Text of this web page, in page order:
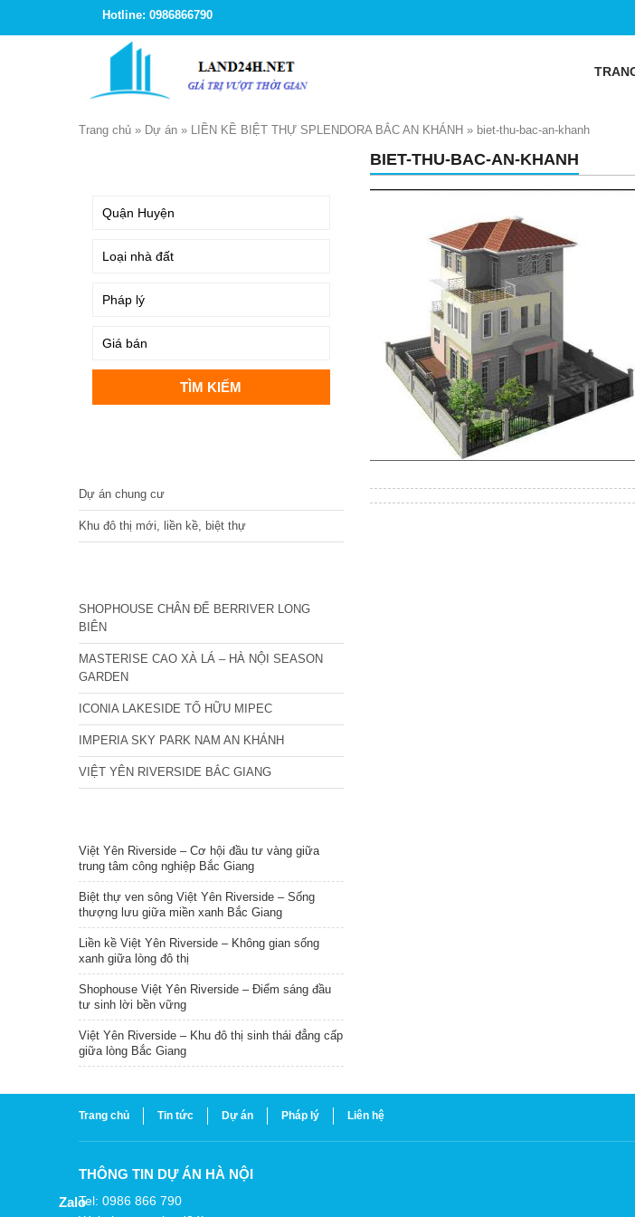
Hotline: 0986866790
Trang chủ » Dự án » LIỀN KỀ BIỆT THỰ SPLENDORA BẮC AN KHÁNH » biet-thu-bac-an-khanh
BIET-THU-BAC-AN-KHANH
Dự án chung cư
Khu đô thị mới, liền kề, biệt thự
SHOPHOUSE CHÂN ĐẾ BERRIVER LONG
BIÊN
MASTERISE CAO XÀ LÁ – HÀ NỘI SEASON
GARDEN
ICONIA LAKESIDE TỐ HỮU MIPEC
IMPERIA SKY PARK NAM AN KHÁNH
VIỆT YÊN RIVERSIDE BẮC GIANG
Việt Yên Riverside – Cơ hội đầu tư vàng giữa
trung tâm công nghiệp Bắc Giang
Biệt thự ven sông Việt Yên Riverside – Sống
thượng lưu giữa miền xanh Bắc Giang
Liền kề Việt Yên Riverside – Không gian sống
xanh giữa lòng đô thị
Shophouse Việt Yên Riverside – Điểm sáng đầu
tư sinh lời bền vững
Việt Yên Riverside – Khu đô thị sinh thái đẳng cấp
giữa lòng Bắc Giang
Trang chủ Tin tức Dự án Pháp lý Liên hệ
THÔNG TIN DỰ ÁN HÀ NỘI
Tel: 0986 866 790
Zalo